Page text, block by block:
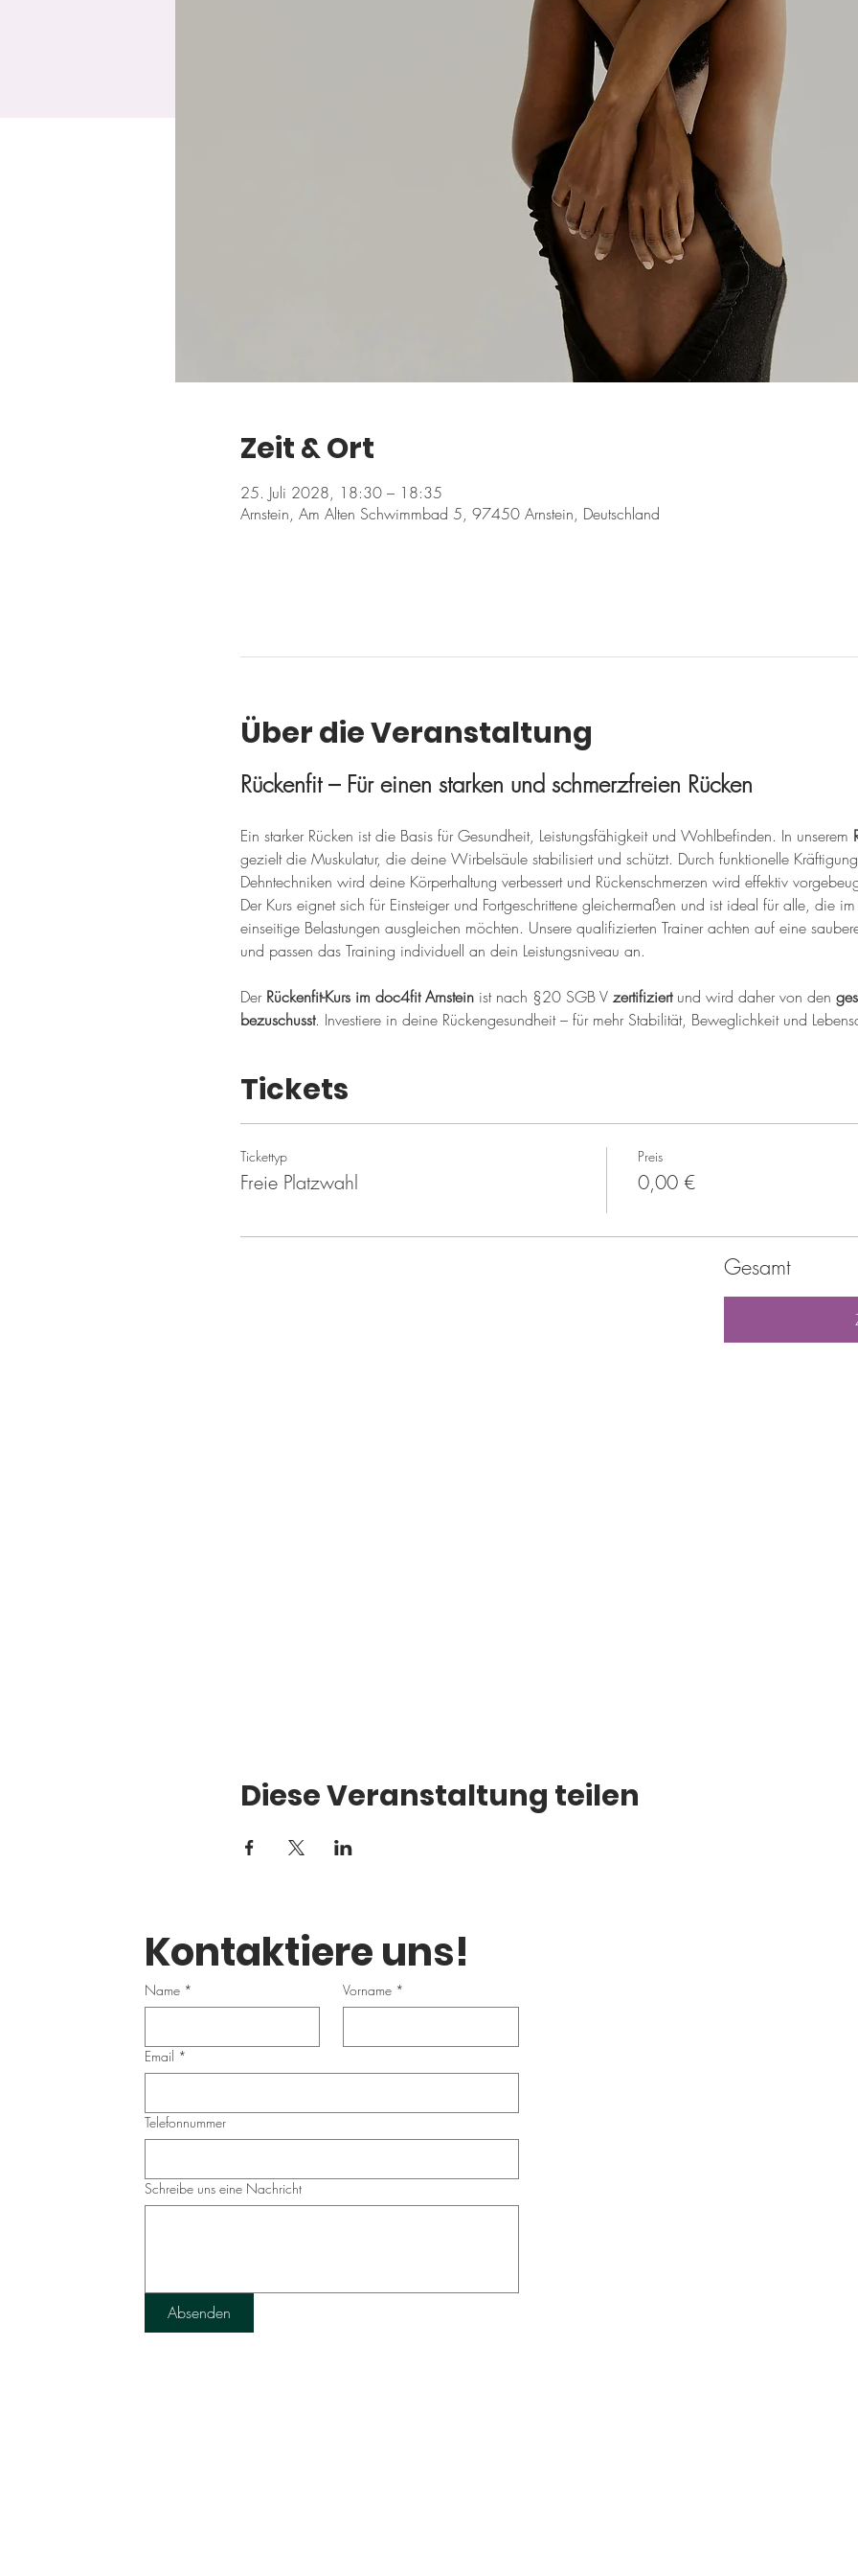
Zeit & Ort
25. Juli 2028, 18:30 – 18:35
Arnstein, Am Alten Schwimmbad 5, 97450 Arnstein, Deutschland
Über die Veranstaltung
Rückenfit – Für einen starken und schmerzfreien Rücken
Ein starker Rücken ist die Basis für Gesundheit, Leistungsfähigkeit und Wohlbefinden. In unserem
gezielt die Muskulatur, die deine Wirbelsäule stabilisiert und schützt. Durch funktionelle
Dehntechniken wird deine Körperhaltung verbessert und Rückenschmerzen wird effektiv
Der Kurs eignet sich für Einsteiger und Fortgeschrittene gleichermaßen und ist ideal für alle, die
einseitige Belastungen ausgleichen möchten. Unsere qualifizierten Trainer achten auf eine
und passen das Training individuell an dein Leistungsniveau an.
Der Rückenfit-Kurs im doc4fit Arnstein ist nach §20 SGB V zertifiziert und wird daher von den
bezuschusst. Investiere in deine Rückengesundheit – für mehr Stabilität, Beweglichkeit und
Tickets
Tickettyp
Freie Platzwahl
Preis
0,00 €
Gesamt
Diese Veranstaltung teilen
Kontaktiere uns!
Name * Vorname *
Email *
Telefonnummer
Schreibe uns eine Nachricht
Absenden